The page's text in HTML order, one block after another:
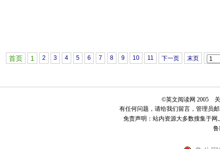
首页 1 2 3 4 5 6 7 8 9 10 11 下一页 末页